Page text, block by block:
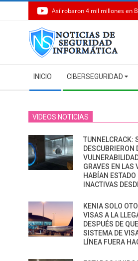
Así robaron 4 mil millones en
Navigation
Menu
INICIO CIBERSEGURIDAD
VIDEOS NOTICIAS
TUNNELCRACK:
DESCUBRIERON
GRAVES EN LAS
HABÍAN ESTADO
INACTIVAS
KENIA SOLO
VISAS A LA
DESPUÉS DE
SISTEMA DE
LÍNEA FUERA